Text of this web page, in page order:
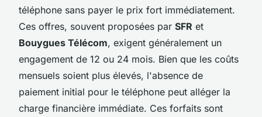
téléphone sans payer le prix fort immédiatement.
Ces offres, souvent proposées par SFR et
Bouygues Télécom, exigent généralement un
engagement de 12 ou 24 mois. Bien que les coûts
mensuels soient plus élevés, l'absence de
paiement initial pour le téléphone peut alléger la
charge financière immédiate. Ces forfaits sont